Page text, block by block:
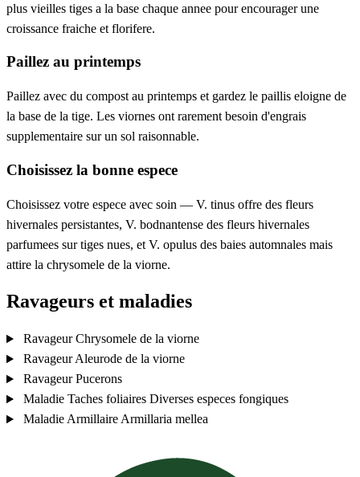
plus vieilles tiges a la base chaque annee pour encourager une
croissance fraiche et florifere.
Paillez au printemps
Paillez avec du compost au printemps et gardez le paillis eloigne de
la base de la tige. Les viornes ont rarement besoin d'engrais
supplementaire sur un sol raisonnable.
Choisissez la bonne espece
Choisissez votre espece avec soin — V. tinus offre des fleurs
hivernales persistantes, V. bodnantense des fleurs hivernales
parfumees sur tiges nues, et V. opulus des baies automnales mais
attire la chrysomele de la viorne.
Ravageurs et maladies
RavageurChrysomele de la viorne
RavageurAleurode de la viorne
RavageurPucerons
Maladie Taches foliaires Diverses especes fongiques
Maladie Armillaire Armillaria mellea